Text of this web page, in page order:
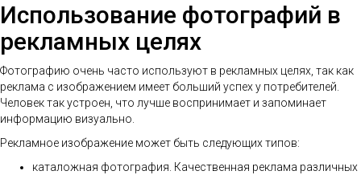
Использование фотографий в
рекламных целях
Фотографию очень часто используют в рекламных целях, так как
реклама с изображением имеет больший успех у потребителей.
Человек так устроен, что лучше воспринимает и запоминает
информацию визуально.
Рекламное изображение может быть следующих типов:
каталожная фотография. Качественная реклама различных